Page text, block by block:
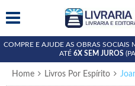
COMPRE E AJUDE AS OBRAS
ATÉ 6X SEM JUROS
Home Livros Por Espírito